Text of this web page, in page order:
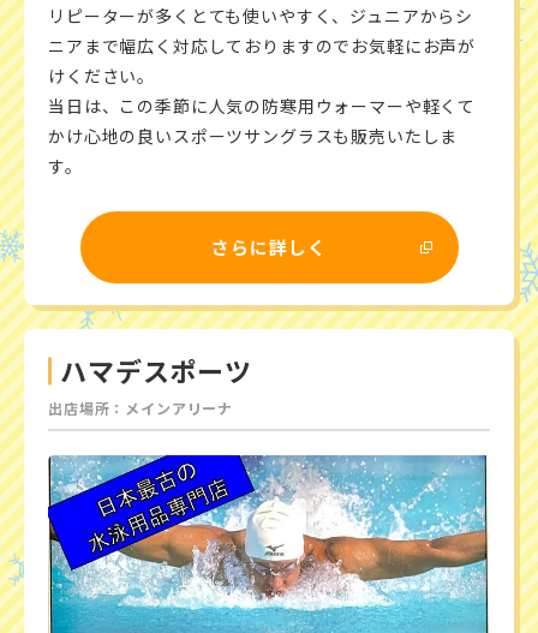
リピーターが多くとても使いやすく、ジュニアからシ
ニアまで幅広く対応しておりますのでお気軽にお声が
けください。
当日は、この季節に人気の防寒用ウォーマーや軽くて
かけ心地の良いスポーツサングラスも販売いたしま
す。
さらに詳しく
ハマデスポーツ
出店場所：メインアリーナ